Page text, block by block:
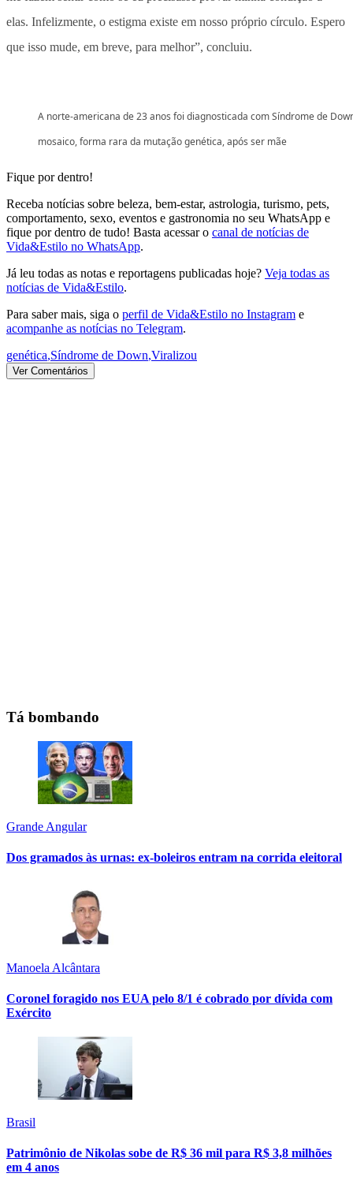
elas. Infelizmente, o estigma existe em nosso próprio círculo. Espero
que isso mude, em breve, para melhor”, concluiu.
A norte-americana de 23 anos foi diagnosticada com Síndrome de
mosaico, forma rara da mutação genética, após ser mãe
Fique por dentro!
Receba notícias sobre beleza, bem-estar, astrologia, turismo, pets,
comportamento, sexo, eventos e gastronomia no seu WhatsApp e
fique por dentro de tudo! Basta acessar o canal de notícias de
Vida&Estilo no WhatsApp.
Já leu todas as notas e reportagens publicadas hoje? Veja todas as
notícias de Vida&Estilo.
Para saber mais, siga o perfil de Vida&Estilo no Instagram e
acompanhe as notícias no Telegram.
genética,Síndrome de Down,Viralizou
Ver Comentários
Tá bombando
Grande Angular
Dos gramados às urnas: ex-boleiros entram na corrida eleitoral
Manoela Alcântara
Coronel foragido nos EUA pelo 8/1 é cobrado por dívida com
Exército
Brasil
Patrimônio de Nikolas sobe de R$ 36 mil para R$ 3,8 milhões
em 4 anos